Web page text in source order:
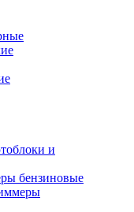
и
бензиновые